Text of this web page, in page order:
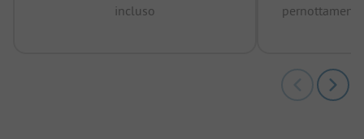
incluso